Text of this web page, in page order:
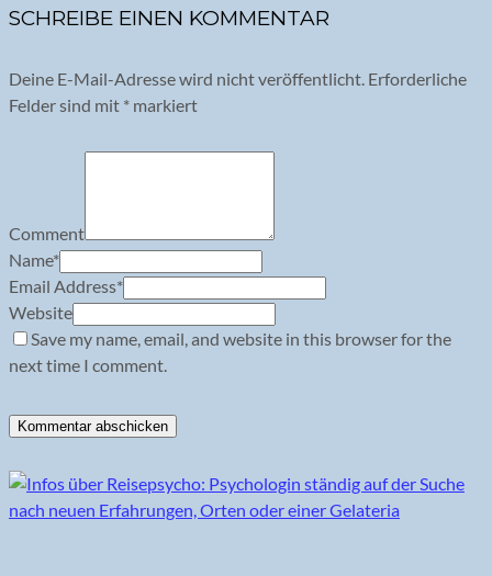
SCHREIBE EINEN KOMMENTAR
Deine E-Mail-Adresse wird nicht veröffentlicht. Erforderliche
Felder sind mit * markiert
Comment
Name*
Email Address*
Website
Save my name, email, and website in this browser for the
next time I comment.